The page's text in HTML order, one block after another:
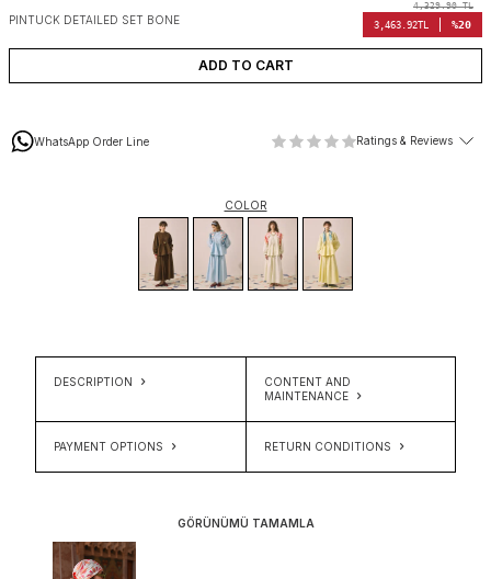
PINTUCK DETAILED SET BONE
4,329.90TL
3,463.92TL %20
ADD TO CART
WhatsApp Order Line Ratings & Reviews
COLOR
DESCRIPTION
CONTENT AND
MAINTENANCE
PAYMENT OPTIONS RETURN CONDITIONS
GÖRÜNÜMÜ TAMAMLA